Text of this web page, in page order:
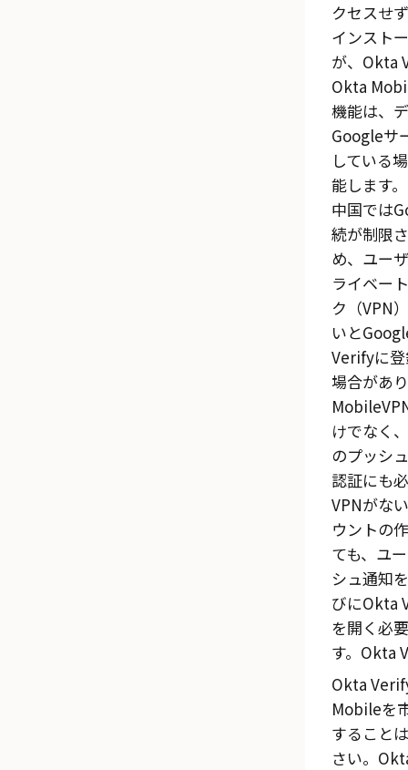
クセスせ
インスト
が、 Okta
Okta
機能は、
Googleサ
している
能します
中国では
続が制限
め、ユー
ライベー
ク（VPN
いと
Verifyに
場合があ
Mobile
けでなく、
のプッシ
認証にも
VPNがな
ウントの
ても、ユ
シュ通知
びにOkta
を開く必
す。 Okta
Okta
Mobileを
すること
さい。